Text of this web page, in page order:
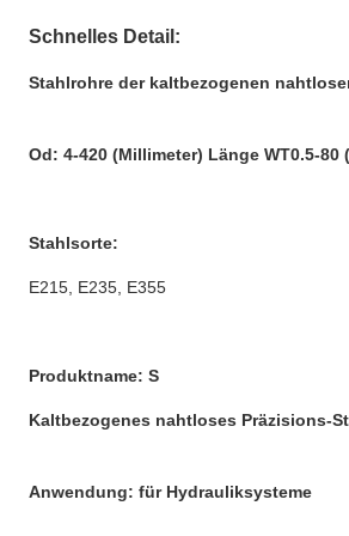
Schnelles Detail:
Stahlrohre der kaltbezogenen
Od: 4-420 (Millimeter) Länge WT0.5-80
Stahlsorte:
E215, E235, E355
Produktname: S
Kaltbezogenes nahtloses Präzisions-
Anwendung: für Hydrauliksysteme